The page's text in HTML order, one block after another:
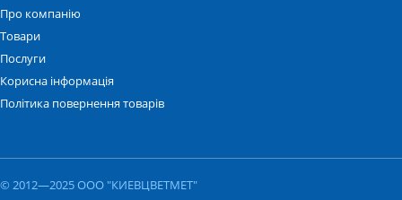
Про компанію
Товари
Послуги
Корисна інформація
Політика повернення товарів
© 2012—2025 ООО "КИЕВЦВЕТМЕТ"